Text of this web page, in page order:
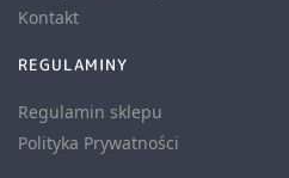
Kontakt
REGULAMINY
Regulamin sklepu
Polityka Prywatności